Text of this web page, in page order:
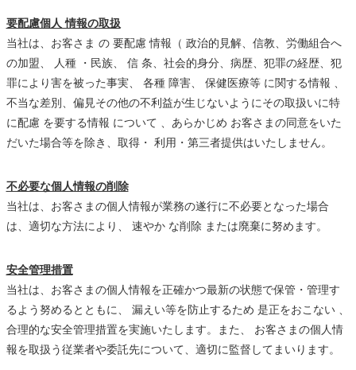
要配慮個人 情報の取扱
当社は、お客さま の 要配慮 情報（ 政治的見解、信教、労働組合へ
の加盟、 人種 ・民族、 信 条、社会的身分、病歴、犯罪の経歴、犯
罪により害を被った事実、 各種 障害、 保健医療等 に関する情報 、
不当な差別、偏見その他の不利益が生じないようにその取扱いに特
に配慮 を要する情報 について 、あらかじめ お客さまの同意をいた
だいた場合等を除き、取得・ 利用・第三者提供はいたしません。
不必要な個人情報の削除
当社は、お客さまの個人情報が業務の遂行に不必要となった場合
は、適切な方法により、 速やか な削除 または廃棄に努めます。
安全管理措置
当社は、お客さまの個人情報を正確かつ最新の状態で保管・管理す
るよう努めるとともに、 漏えい等を防止するため 是正をおこない 、
合理的な安全管理措置を実施いたします。また、 お客さまの個人情
報を取扱う従業者や委託先について、適切に監督してまいります。